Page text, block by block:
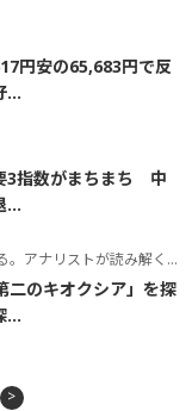
円安の65,683円で反
...
3指数がまちまち 中
...
リストが読み解くテーマの本質
二のキオクシア」を探
...